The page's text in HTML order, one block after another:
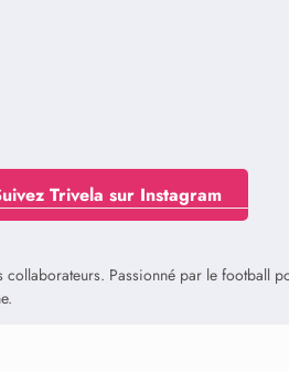
Trivela sur Instagram
Passionné par le football